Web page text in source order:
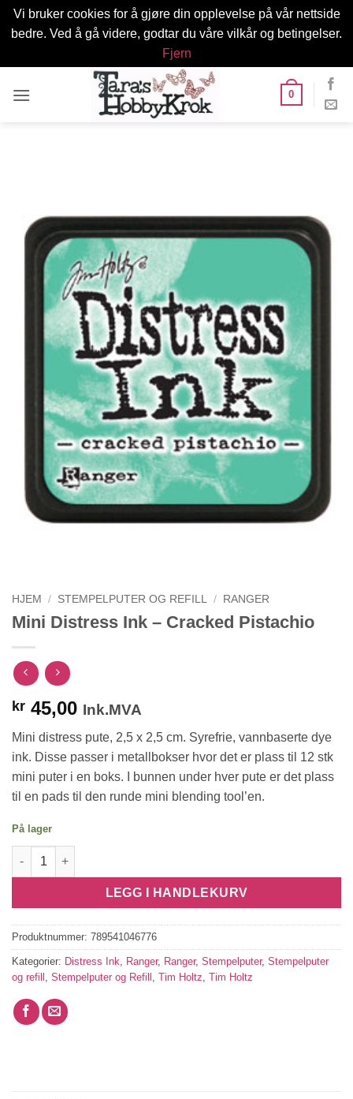
Vi bruker cookies for å gjøre din opplevelse på vår nettside
bedre. Ved å gå videre, godtar du våre vilkår og betingelser.
Fjern
0
HJEM / STEMPELPUTER OG REFILL / RANGER
Mini Distress Ink – Cracked Pistachio
kr 45,00 Ink.MVA
Mini distress pute, 2,5 x 2,5 cm. Syrefrie, vannbaserte dye
ink. Disse passer i metallbokser hvor det er plass til 12 stk
mini puter i en boks. I bunnen under hver pute er det plass
til en pads til den runde mini blending tool’en.
På lager
Mini Distress Ink - Cracked Pistachio antall
LEGG I HANDLEKURV
Produktnummer: 789541046776
Kategorier: Distress Ink Ranger, Ranger, Stempelputer, Stempelputer
og refill Stempelputer og Refill Tim Holtz Tim Holtz